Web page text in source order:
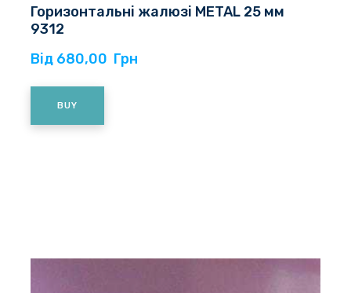
Горизонтальні жалюзі METAL 25 мм
9312
Від 680,00  Грн
BUY